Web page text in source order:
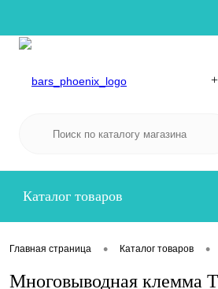
Каталог товаров
Главная страница • Каталог товаров •
Многовыводная клемма